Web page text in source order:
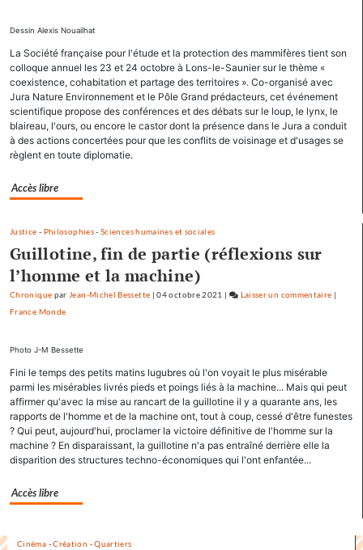
»
dans
sa
Dessin Alexis Nouailhat
La Société française pour l'étude et la protection des mammifères tient son
colloque annuel les 23 et 24 octobre à Lons-le-Saunier sur le thème «
coexistence, cohabitation et partage des territoires ». Co-organisé avec
Jura Nature Environnement et le Pôle Grand prédacteurs, cet événement
scientifique propose des conférences et des débats sur le loup, le lynx, le
blaireau, l'ours, ou encore le castor dont la présence dans le Jura a conduit
à des actions concertées pour que les conflits de voisinage et d'usages se
règlent en toute diplomatie.
Accès libre
Justice - Philosophies-Sciences humaines et sociales
Guillotine, fin de partie (réflexions sur
l’homme et la machine)
Chronique par Jean-Michel Bessette |04 octobre 2021 | Laisser un commentaire on
»
dans
|
France Monde
Photo J-M Bessette
Fini le temps des petits matins lugubres où l'on voyait le plus misérable
parmi les misérables livrés pieds et poings liés à la machine... Mais qui peut
affirmer qu'avec la mise au rancart de la guillotine il y a quarante ans, les
rapports de l'homme et de la machine ont, tout à coup, cessé d'être funestes
? Qui peut, aujourd'hui, proclamer la victoire définitive de l'homme sur la
machine ? En disparaissant, la guillotine n'a pas entraîné derrière elle la
disparition des structures techno-économiques qui l'ont enfantée...
Accès libre
Cinéma -Création -Quartiers